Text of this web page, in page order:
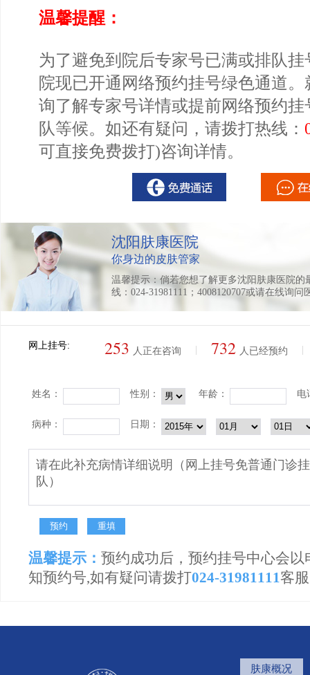
温馨提醒：
为了避免到院后专家号已满或排队
院现已开通网络预约挂号绿色通道
询了解专家号详情或提前网络预约
队等候。如还有疑问，请拨打热线：
可直接免费拨打)咨询详情。
沈阳肤康医院
你身边的皮肤管家
温馨提示：倘若您想了解更多沈阳肤康医院
线：024-31981111；4008120707或请在线询问
网上挂号: 253 人正在咨询 732 人已经预约
姓名： 性别： 年龄： 电
病种： 日期：
温馨提示： 预约成功后，预约挂号中心会
知预约号,如有疑问请拨打024-31981111客
肤康概况